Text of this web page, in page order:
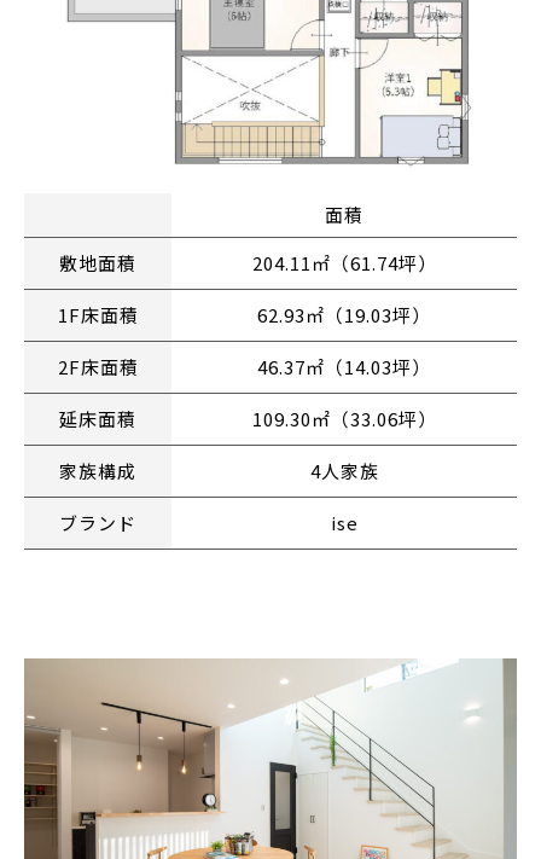
面積
敷地面積
204.11㎡（61.74坪）
1F床面積 62.93㎡（19.03坪）
2F床面積 46.37㎡（14.03坪）
延床面積 109.30㎡（33.06坪）
家族構成 4人家族
ブランド ise